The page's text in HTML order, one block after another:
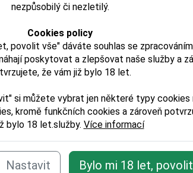
nezpůsobilý či nezletilý.
Cookies policy
povolit vše" dáváte souhlas se
poskytovat a zlepšovat naše služby a
že vám již bylo 18 let.
si můžete vybrat jen některé typy cookies
kromě funkčních cookies a zároveň
bylo 18 let.služby. Více informací
Nastavit Bylo mi 18 let,